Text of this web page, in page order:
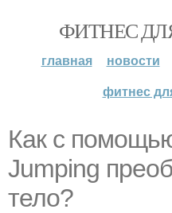
ФИТНЕС
главная новости
фитнес
Как с
Jumping
тело?